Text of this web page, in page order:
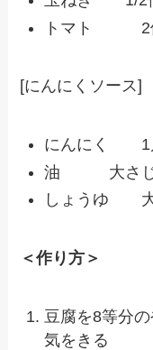
トマト 2
[にんにくソース]
にんにく 1
油 大さ
しょうゆ 大
＜作り方＞
豆腐を8等分
気をきる